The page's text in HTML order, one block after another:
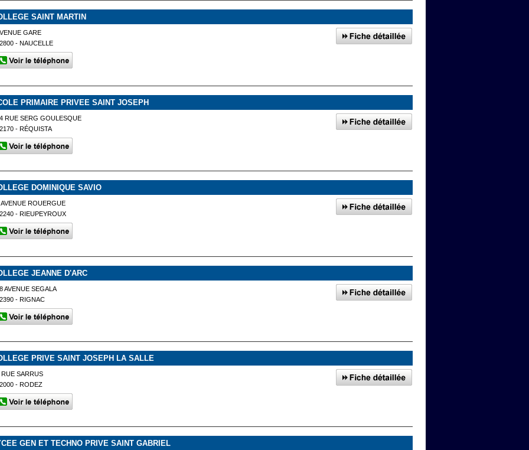
SAINT MARTIN
GARE
- NAUCELLE
PRIMAIRE PRIVEE SAINT JOSEPH
RUE SERG GOULESQUE
- RÉQUISTA
DOMINIQUE SAVIO
AVENUE ROUERGUE
- RIEUPEYROUX
JEANNE D'ARC
AVENUE SEGALA
- RIGNAC
PRIVE SAINT JOSEPH LA SALLE
RUE SARRUS
- RODEZ
GEN ET TECHNO PRIVE SAINT GABRIEL